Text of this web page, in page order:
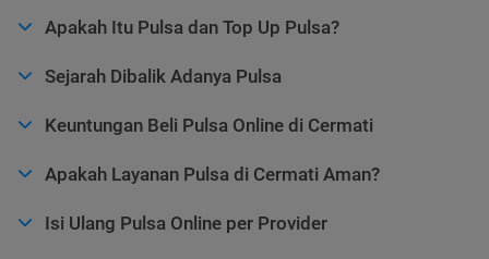
Apakah Itu Pulsa dan Top Up Pulsa?
Sejarah Dibalik Adanya Pulsa
Keuntungan Beli Pulsa Online di Cermati
Apakah Layanan Pulsa di Cermati Aman?
Isi Ulang Pulsa Online per Provider